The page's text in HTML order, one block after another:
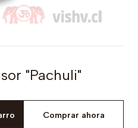
"Pachuli"
Comprar ahora